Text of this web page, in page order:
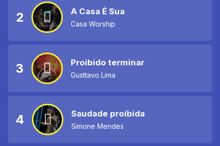
2 A Casa É Sua
Casa Worship
3 Proibido terminar
Gusttavo Lima
4 Saudade proibida
Simone Mendes